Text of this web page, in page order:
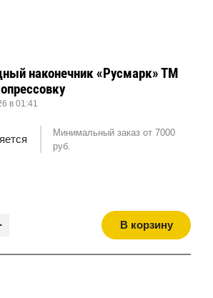
наконечник «Русмарк» ТМ
в 01:41
Минимальный заказ от 7000
руб.
В корзину